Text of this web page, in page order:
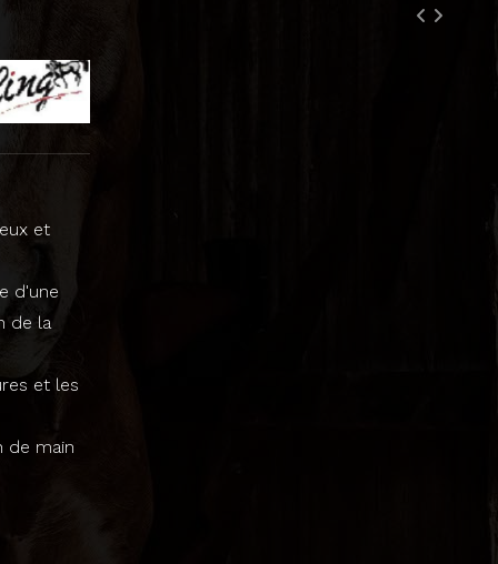
et
d'une
de la
et les
de main